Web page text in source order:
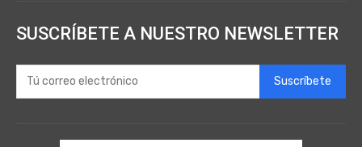
SUSCRÍBETE A NUESTRO NEWSLETTER
Suscríbete